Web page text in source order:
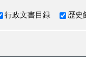
行政文書目録 歴史